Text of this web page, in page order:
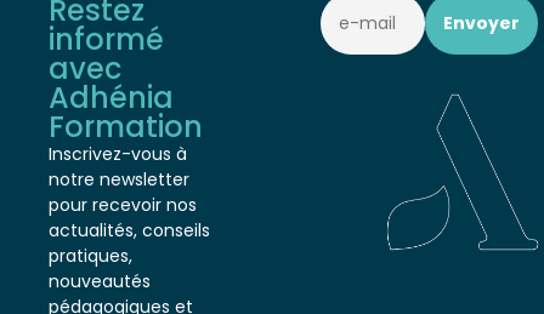
Restez
informé
avec
Adhénia
Formation
Inscrivez-vous à
notre newsletter
pour recevoir nos
actualités, conseils
pratiques,
nouveautés